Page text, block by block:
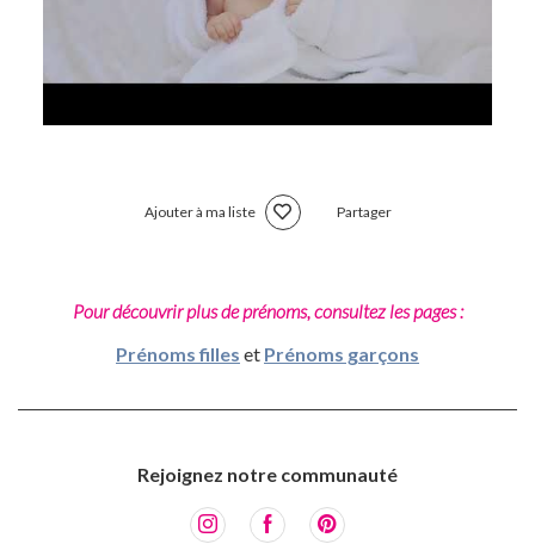
Ajouter à ma liste Partager
Pour découvrir plus de prénoms, consultez les pages :
Prénoms filles et Prénoms garçons
Rejoignez notre communauté